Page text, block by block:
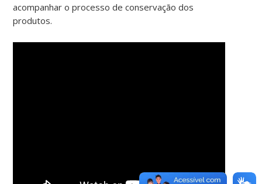
acompanhar o processo de conservação dos
produtos.